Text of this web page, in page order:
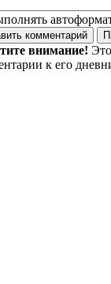
внимание!
к его